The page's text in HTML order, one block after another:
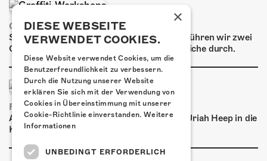
GRAFFITI-WORKSHOPS
Spray dein eigenes Graffiti! Im September führen wir zwei
Graffiti-Workshops für Kinder und Jugendliche durch.
FRISCH BESTÄTIGT: URIAH HEEP
Am Sonntag, 15. November 2026 kommen Uriah Heep in die
Kulturfabrik Kofmehl!
×
DIESE WEBSEITE
VERWENDET COOKIES.
Diese Website verwendet Cookies, um die
Benutzerfreundlichkeit zu verbessern.
Durch die Nutzung unserer Website
erklären Sie sich mit der Verwendung von
Cookies in Übereinstimmung mit unserer
Cookie-Richtlinie einverstanden. Weitere
Informationen
UNBEDINGT ERFORDERLICH